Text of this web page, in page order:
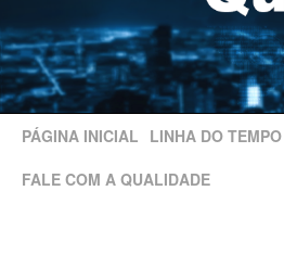
PÁGINA INICIAL LINHA DO TEMPO
FALE COM A QUALIDADE